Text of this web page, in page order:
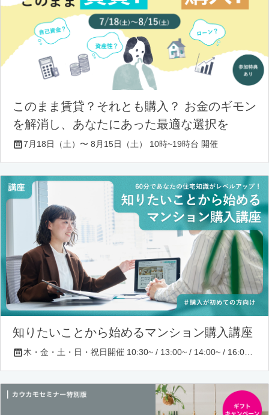
このまま賃貸？それとも購入？ お金のギモン
を解消し、あなたにあった最適な選択を
7月18日（土）〜 8月15日（土） 10時~19時台 開催
知りたいことから始めるマンション購入講座
木・金・土・日・祝日開催 10:30~ / 13:00~ / 14:00~ / 16:00~ / 17:00~/ 18:30~/ 19:30~